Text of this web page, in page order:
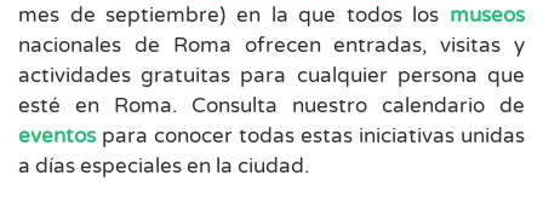
mes de septiembre) en la que todos los museos
nacionales de Roma ofrecen entradas, visitas y
actividades gratuitas para cualquier persona que
esté en Roma. Consulta nuestro calendario de
eventos para conocer todas estas iniciativas unidas
a días especiales en la ciudad.